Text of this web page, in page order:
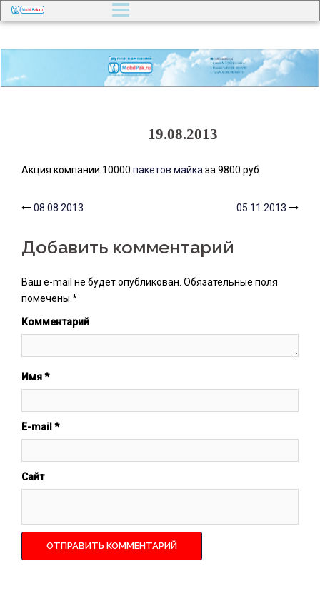
Перейти
к
19.08.2013
Акция компании 10000 пакетов майказа 9800 руб
Навигация
по
записям
08.08.2013 05.11.2013
Добавить комментарий
Ваш e-mail не будет опубликован. Обязательные поля
помечены *
Комментарий
Имя*
E-mail *
Сайт